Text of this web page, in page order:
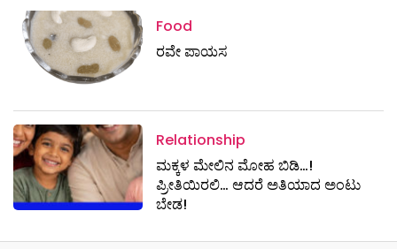
Food
ರವೇ ಪಾಯಸ
Relationship
ಮಕ್ಕಳ ಮೇಲಿನ ಮೋಹ ಬಿಡಿ…!
ಪ್ರೀತಿಯಿರಲಿ… ಆದರೆ ಅತಿಯಾದ ಅಂಟು
ಬೇಡ!